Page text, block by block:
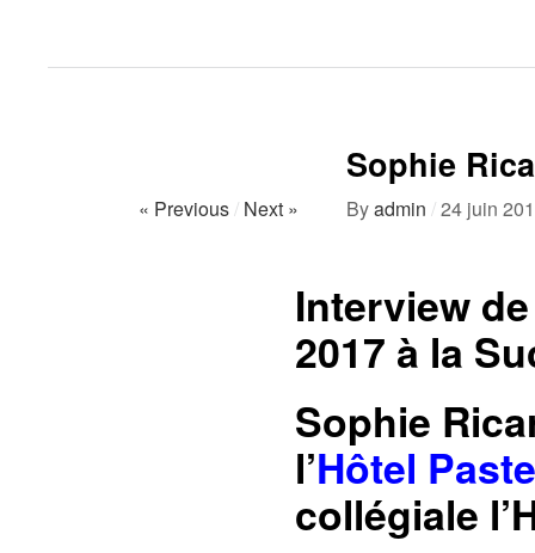
Sophie
« Previous/ Next » Byadmin /24 juin
Interview
2017 à la
Sophie
l’Hôtel
collégiale